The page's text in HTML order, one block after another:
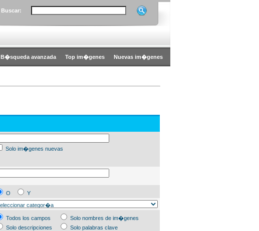
Buscar:
B�squeda avanzada Top im�genes Nuevas im�genes
Solo im�genes nuevas
O
Y
Todos los campos
Solo nombres de im�genes
Solo descripciones
Solo palabras clave